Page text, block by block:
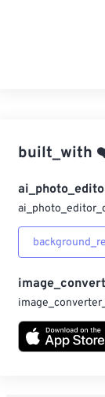
built_with